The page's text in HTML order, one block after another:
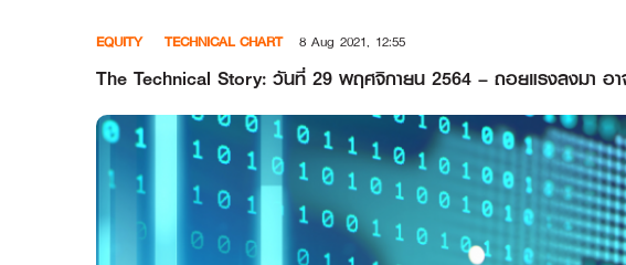
EQUITY TECHNICAL CHART 8 Aug 2021, 12:55
The Technical Story: วันที่ 29 พฤศจิกายน 2564 – ถอยแรงลงมา อ